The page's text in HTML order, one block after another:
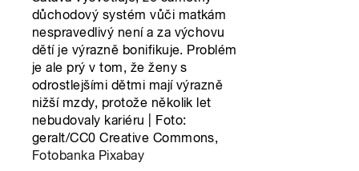
důchodový systém vůči matkám
nespravedlivý není a za výchovu
dětí je výrazně bonifikuje. Problém
je ale prý v tom, že ženy s
odrostlejšími dětmi mají výrazně
nižší mzdy, protože několik let
nebudovaly kariéru | Foto:
geralt/CC0 Creative Commons,
Fotobanka Pixabay